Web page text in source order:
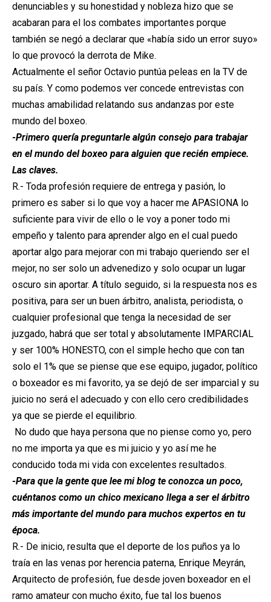
denunciables y su honestidad y nobleza hizo que se
acabaran para el los combates importantes porque
también se negó a declarar que «había sido un error suyo»
lo que provocó la derrota de Mike.
Actualmente el señor Octavio puntúa peleas en la TV de
su país. Y como podemos ver concede entrevistas con
muchas amabilidad relatando sus andanzas por este
mundo del boxeo.
-Primero quería preguntarle algún consejo para trabajar
en el mundo del boxeo para alguien que recién empiece.
Las claves.
R.- Toda profesión requiere de entrega y pasión, lo
primero es saber si lo que voy a hacer me APASIONA lo
suficiente para vivir de ello o le voy a poner todo mi
empeño y talento para aprender algo en el cual puedo
aportar algo para mejorar con mi trabajo queriendo ser el
mejor, no ser solo un advenedizo y solo ocupar un lugar
oscuro sin aportar. A título seguido, si la respuesta nos es
positiva, para ser un buen árbitro, analista, periodista, o
cualquier profesional que tenga la necesidad de ser
juzgado, habrá que ser total y absolutamente IMPARCIAL
y ser 100% HONESTO, con el simple hecho que con tan
solo el 1% que se piense que ese equipo, jugador, político
o boxeador es mi favorito, ya se dejó de ser imparcial y su
juicio no será el adecuado y con ello cero credibilidades
ya que se pierde el equilibrio.
No dudo que haya persona que no piense como yo, pero
no me importa ya que es mi juicio y yo así me he
conducido toda mi vida con excelentes resultados.
-Para que la gente que lee mi blog te conozca un poco,
cuéntanos como un chico mexicano llega a ser el árbitro
más importante del mundo para muchos expertos en tu
época.
R.- De inicio, resulta que el deporte de los puños ya lo
traía en las venas por herencia paterna, Enrique Meyrán,
Arquitecto de profesión, fue desde joven boxeador en el
ramo amateur con mucho éxito, fue tal los buenos